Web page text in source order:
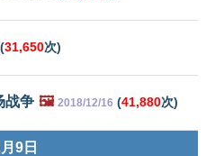
(31,650次)
战争 🖼️ 2018/12/16 (41,880次)
9日